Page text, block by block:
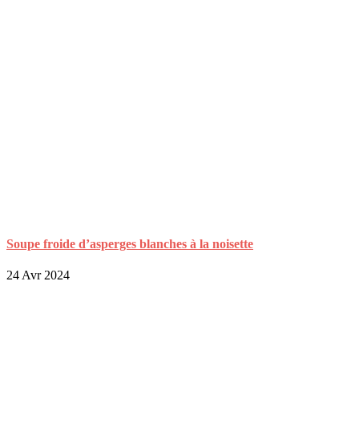
Soupe froide d’asperges blanches à la noisette
24 Avr 2024